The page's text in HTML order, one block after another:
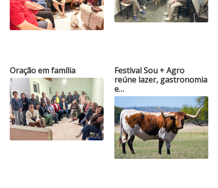
Oração em família
Festival Sou + Agro
reúne lazer, gastronomia
e…